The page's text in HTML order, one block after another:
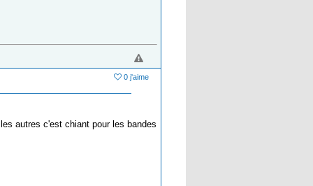
0 j'aime
autres c'est chiant pour les bandes